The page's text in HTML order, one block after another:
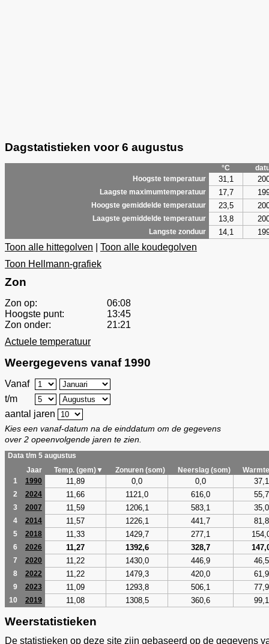
Dagstatistieken voor 6 augustus
°C
Hoogste temperatuur
31,1
Laagste maximumtemperatuur 17,7
Hoogste gemiddelde temperatuur 23,5
Laagste gemiddelde temperatuur 13,8
Langste zonduur 14,1
Toon alle hittegolven
Toon alle koudegolven
Toon Hellmann-grafiek
Zon
Zon op:
06:08
Hoogste punt:
13:45
Zon onder:
21:21
Actuele temperatuur
Weergegevens vanaf 1990
Vanaf
t/m
aantal jaren
Kies een vanaf-datum na de einddatum om de gegevens
over 2 opeenvolgende jaren te zien.
Data t/m 5 augustus
Jaar
Temp. (gem)▼ Zonuren (som) Neerslag (som)
1
1990 11,89 0,0 0,0 37,1
2 2024 11,66 1121,0 616,0 55,7
3 2007 11,59 1206,1 583,1 35,0
4 2014 11,57 1226,1 441,7 81,8
5 2018 11,33 1429,7 277,1
6 2026 11,27 1392,6 328,7
7 2020 11,22 1430,0 446,9 46,5
8 2022 11,22 1479,3 420,0 61,9
9 2023 11,09 1293,8 506,1 77,9
10 2019 11,08 1308,5 360,6 99,1
Weerstatistieken
De statistieken op deze site zijn gebaseerd op de gegevens